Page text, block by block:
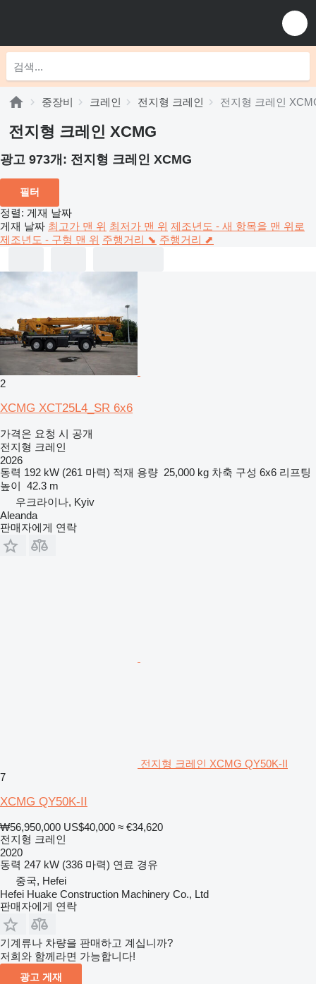
중장비 크레인 전지형 크레인 전지형 크레인
전지형 크레인 XCMG
광고 973개: 전지형 크레인 XCMG
필터
정렬: 게재 날짜
게재 날짜 최고가 맨 위 최저가 맨 위 제조년도 - 새 항목을 맨 위로
제조년도 - 구형 맨 위 주행거리 ⬊ 주행거리 ⬈
2
XCMG XCT25L4_SR 6x6
가격은 요청 시 공개
전지형 크레인
2026
동력 192 kW (261 마력) 적재 용량 25,000 kg 차축 구성 6x6 리프팅
높이 42.3 m
우크라이나, Kyiv
Aleanda
판매자에게 연락
전지형 크레인 XCMG QY50K-II
7
XCMG QY50K-II
₩56,950,000 US$40,000 ≈ €34,620
전지형 크레인
2020
동력 247 kW (336 마력) 연료 경유
중국, Hefei
Hefei Huake Construction Machinery Co., Ltd
판매자에게 연락
기계류나 차량을 판매하고 계십니까?
저희와 함께라면 가능합니다!
광고 게재